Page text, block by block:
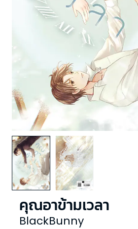
คุณอาข้ามเวลา
BlackBunny